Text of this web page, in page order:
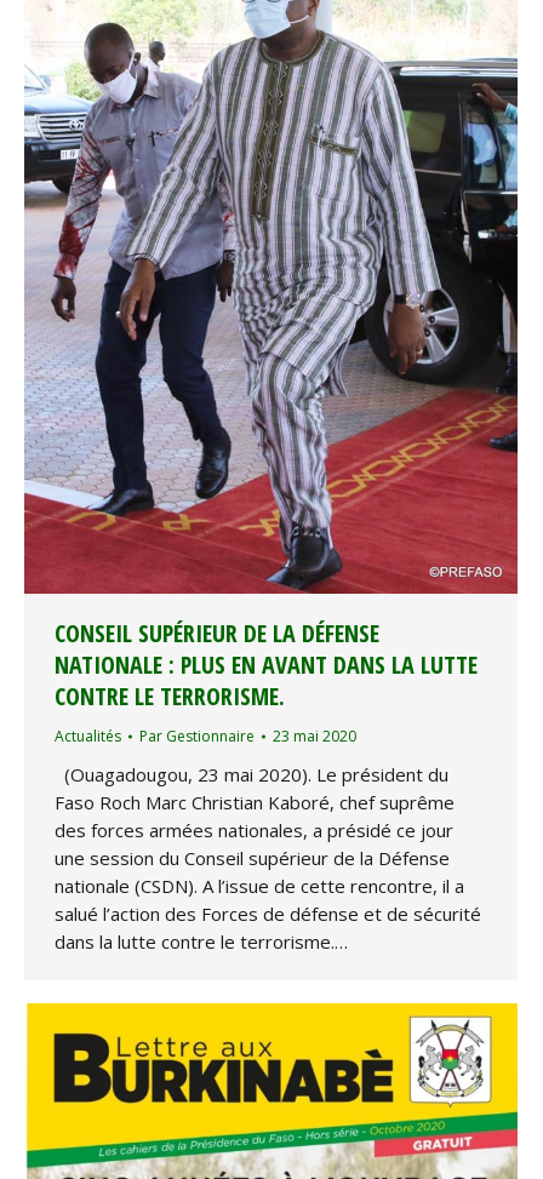
CONSEIL SUPÉRIEUR DE LA DÉFENSE
NATIONALE : PLUS EN AVANT DANS LA LUTTE
CONTRE LE TERRORISME.
Actualités Par Gestionnaire 23 mai 2020
(Ouagadougou, 23 mai 2020). Le président du
Faso Roch Marc Christian Kaboré, chef suprême
des forces armées nationales, a présidé ce jour
une session du Conseil supérieur de la Défense
nationale (CSDN). A l’issue de cette rencontre, il a
salué l’action des Forces de défense et de sécurité
dans la lutte contre le terrorisme.…